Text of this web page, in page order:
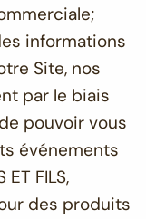
informations
Site, nos
par le biais
pouvoir vous
événements
ET FILS,
des produits